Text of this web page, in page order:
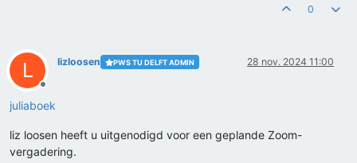
0
L
Offline
lizloosen PWS TU DELFT ADMIN 28 nov. 2024 11:00
juliaboek
liz loosen heeft u uitgenodigd voor een geplande Zoom-
vergadering.